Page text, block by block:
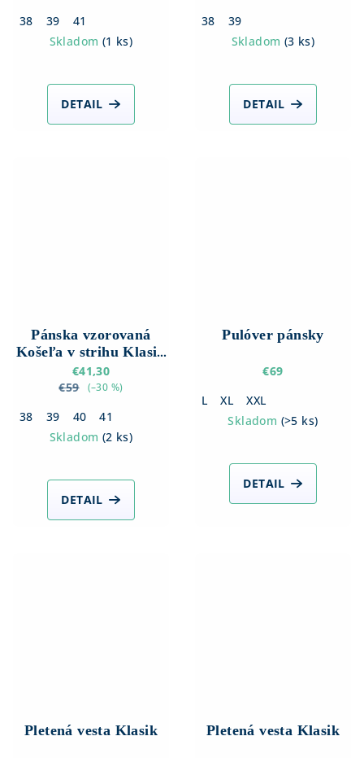
38 39
41
Skladom (1 ks)
DETAIL
38
39
Skladom (3 ks)
DETAIL
Pánska vzorovaná
Košeľa v strihu Klasik
s Krátkym rukávom
€41,30
€59
(–30 %)
38 39 40
41
Skladom (2 ks)
DETAIL
Pulóver pánsky
€69
L
XL
XXL
Skladom (>5 ks)
DETAIL
Pletená vesta Klasik Pletená vesta Klasik